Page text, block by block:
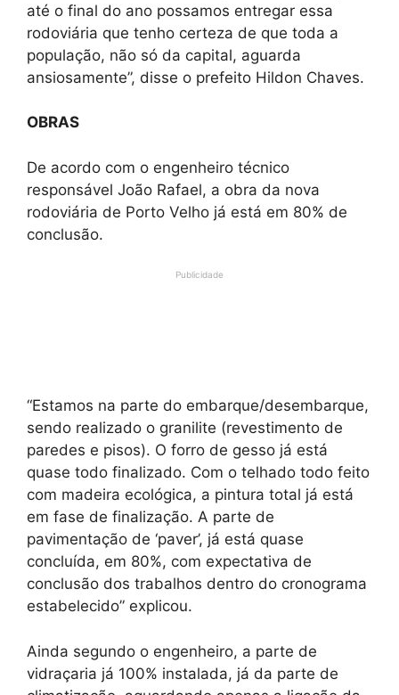
até o final do ano possamos entregar essa
rodoviária que tenho certeza de que toda a
população, não só da capital, aguarda
ansiosamente”, disse o prefeito Hildon Chaves.
OBRAS
De acordo com o engenheiro técnico
responsável João Rafael, a obra da nova
rodoviária de Porto Velho já está em 80% de
conclusão.
Publicidade
“Estamos na parte do embarque/desembarque,
sendo realizado o granilite (revestimento de
paredes e pisos). O forro de gesso já está
quase todo finalizado. Com o telhado todo feito
com madeira ecológica, a pintura total já está
em fase de finalização. A parte de
pavimentação de ‘paver’, já está quase
concluída, em 80%, com expectativa de
conclusão dos trabalhos dentro do cronograma
estabelecido” explicou.
Ainda segundo o engenheiro, a parte de
vidraçaria já 100% instalada, já da parte de